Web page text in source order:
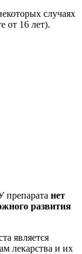
случаях
от 16 лет).
препарата нет
развития
является
лекарства и их